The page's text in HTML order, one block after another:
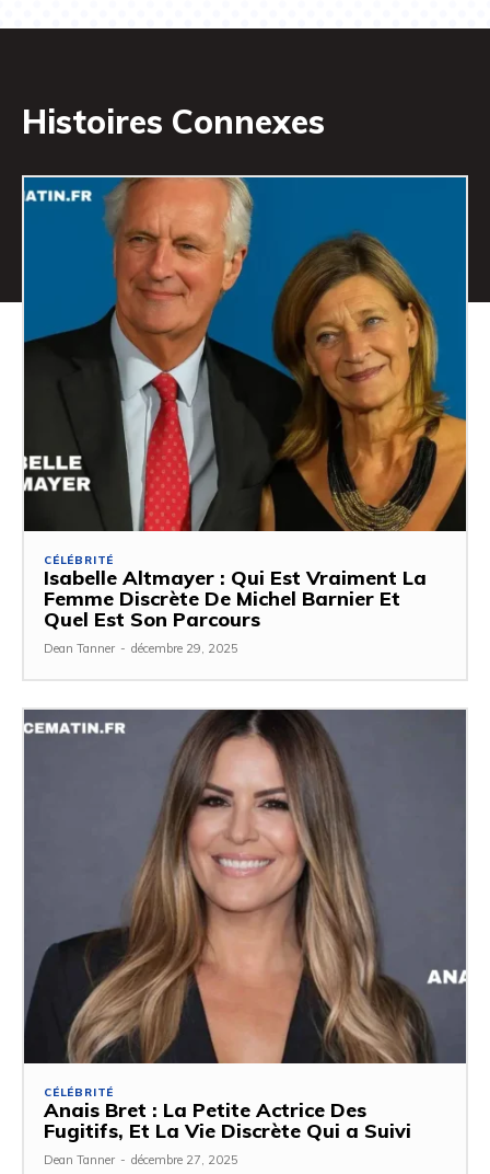
Histoires Connexes
CÉLÉBRITÉ
Isabelle Altmayer : Qui Est Vraiment La
Femme Discrète De Michel Barnier Et
Quel Est Son Parcours
Dean Tanner - décembre 29, 2025
CÉLÉBRITÉ
Anais Bret : La Petite Actrice Des
Fugitifs, Et La Vie Discrète Qui a Suivi
Dean Tanner - décembre 27, 2025